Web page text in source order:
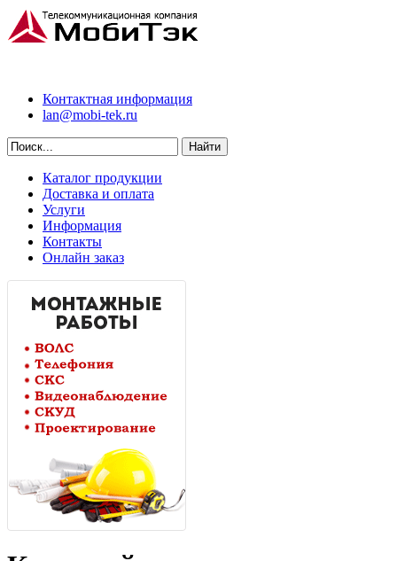
Контактная информация
lan@mobi-tek.ru
Каталог продукции
Доставка и оплата
Услуги
Информация
Контакты
Онлайн заказ